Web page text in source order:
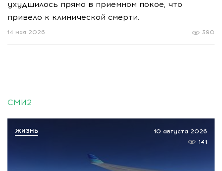
ухудшилось прямо в приемном покое, что
привело к клинической смерти.
390
14 мая 2026
СМИ2
10 августа 2026
141
ЖИЗНЬ